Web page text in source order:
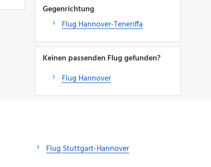
Gegenrichtung
Flug Hannover-Teneriffa
Keinen passenden Flug gefunden?
Flug Hannover
Flug Stuttgart-Hannover